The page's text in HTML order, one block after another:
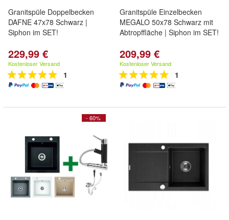
Granitspüle Doppelbecken
DAFNE 47x78 Schwarz |
Siphon im SET!
229,99 €
Kostenloser Versand
1
Granitspüle Einzelbecken
MEGALO 50x78 Schwarz mit
Abtropffläche | Siphon im SET!
209,99 €
Kostenloser Versand
1
- 60%